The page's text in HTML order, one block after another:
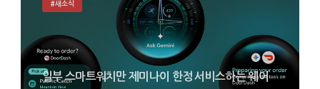
일부 스마트워치만 제미나이 한정 서비스하는 웨어
#새소식